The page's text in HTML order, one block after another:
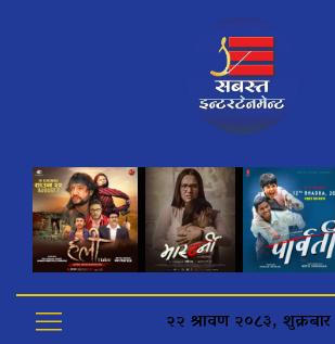
२२ श्रावण २०८३, शुक्रबार